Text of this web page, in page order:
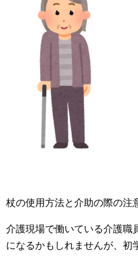
杖の使用方法と介助の際の注
介護現場で働いている介護職
になるかもしれませんが、初